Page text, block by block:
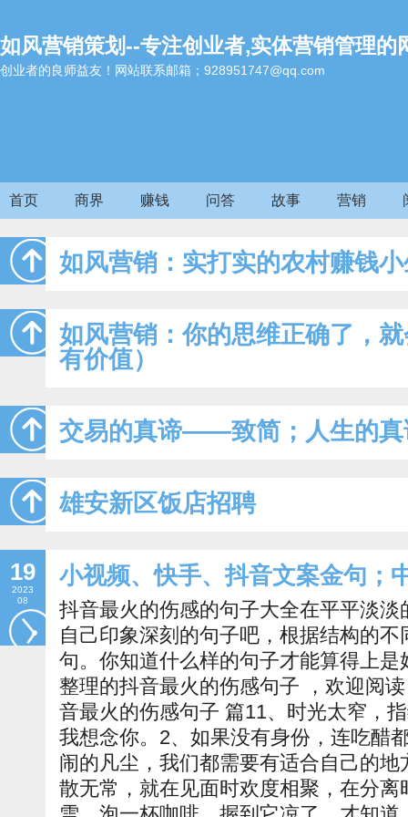
如风营销策划--专注创业者,实体营销管理的
创业者的良师益友！网站联系邮箱；928951747@qq.com
首页 商界 赚钱 问答 故事 营销
如风营销：实打实的农村赚钱
如风营销：你的思维正确了，
有价值）
交易的真谛——致简；人生的
雄安新区饭店招聘
19
2023
08
小视频、快手、抖音文案金句；
抖音最火的伤感的句子大全在平平淡
自己印象深刻的句子吧，根据结构的
句。你知道什么样的句子才能算得上
整理的抖音最火的伤感句子 ，欢迎阅
音最火的伤感句子 篇11、时光太窄，
我想念你。2、如果没有身份，连吃醋
闹的凡尘，我们都需要有适合自己的
散无常，就在见面时欢度相聚，在分